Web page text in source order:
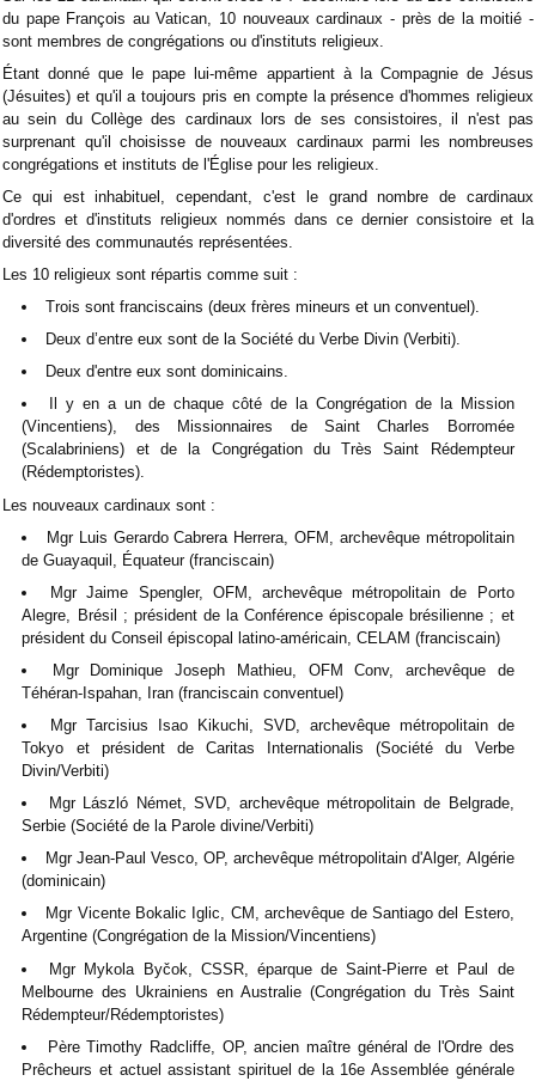
du pape François au Vatican, 10 nouveaux cardinaux - près de la moitié -
sont membres de congrégations ou d'instituts religieux.
Étant donné que le pape lui-même appartient à la Compagnie de Jésus
(Jésuites) et qu'il a toujours pris en compte la présence d'hommes religieux
au sein du Collège des cardinaux lors de ses consistoires, il n'est pas
surprenant qu'il choisisse de nouveaux cardinaux parmi les nombreuses
congrégations et instituts de l'Église pour les religieux.
Ce qui est inhabituel, cependant, c'est le grand nombre de cardinaux
d'ordres et d'instituts religieux nommés dans ce dernier consistoire et la
diversité des communautés représentées.
Les 10 religieux sont répartis comme suit :
Trois sont franciscains (deux frères mineurs et un conventuel).
Deux d’entre eux sont de la Société du Verbe Divin (Verbiti).
Deux d'entre eux sont dominicains.
Il y en a un de chaque côté de la Congrégation de la Mission
(Vincentiens), des Missionnaires de Saint Charles Borromée
(Scalabriniens) et de la Congrégation du Très Saint Rédempteur
(Rédemptoristes).
Les nouveaux cardinaux sont :
Mgr Luis Gerardo Cabrera Herrera, OFM, archevêque métropolitain
de Guayaquil, Équateur (franciscain)
Mgr Jaime Spengler, OFM, archevêque métropolitain de Porto
Alegre, Brésil ; président de la Conférence épiscopale brésilienne ; et
président du Conseil épiscopal latino-américain, CELAM (franciscain)
Mgr Dominique Joseph Mathieu, OFM Conv, archevêque de
Téhéran-Ispahan, Iran (franciscain conventuel)
Mgr Tarcisius Isao Kikuchi, SVD, archevêque métropolitain de
Tokyo et président de Caritas Internationalis (Société du Verbe
Divin/Verbiti)
Mgr László Német, SVD, archevêque métropolitain de Belgrade,
Serbie (Société de la Parole divine/Verbiti)
Mgr Jean-Paul Vesco, OP, archevêque métropolitain d'Alger, Algérie
(dominicain)
Mgr Vicente Bokalic Iglic, CM, archevêque de Santiago del Estero,
Argentine (Congrégation de la Mission/Vincentiens)
Mgr Mykola Byčok, CSSR, éparque de Saint-Pierre et Paul de
Melbourne des Ukrainiens en Australie (Congrégation du Très Saint
Rédempteur/Rédemptoristes)
Père Timothy Radcliffe, OP, ancien maître général de l'Ordre des
Prêcheurs et actuel assistant spirituel de la 16e Assemblée générale